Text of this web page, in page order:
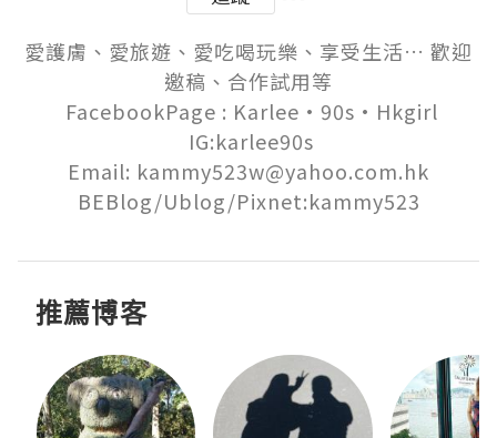
愛護膚、愛旅遊、愛吃喝玩樂、享受生活… 歡迎
邀稿、合作試用等
Email: kammy523w@yahoo.com.hk
推薦博客